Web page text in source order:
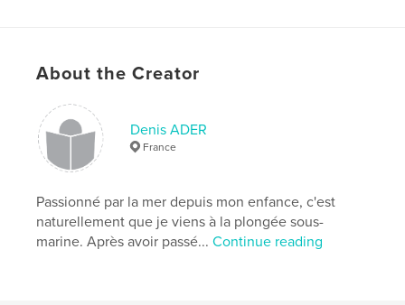
# of Pages:124
Publish Date:
Language French
Keywords
Rouge
About the Creator
Denis ADER
France
Passionné par la mer depuis mon enfance, c'est
naturellement que je viens à la plongée sous-
marine. Après avoir passé...Continue reading